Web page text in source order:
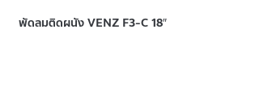
พัดลมติดผนัง VENZ F3-C 18″